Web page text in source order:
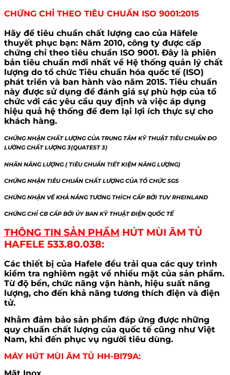
CHỨNG CHỈ THEO TIÊU CHUẨN ISO 9001:2015
Hãy để tiêu chuẩn chất lượng cao của Häfele
thuyết phục bạn: Năm 2010, công ty được cấp
chứng chỉ theo tiêu chuẩn ISO 9001. Đây là phiên
bản tiêu chuẩn mới nhất về Hệ thống quản lý chất
lượng do tổ chức Tiêu chuẩn hóa quốc tế (ISO)
phát triển và ban hành vào năm 2015. Tiêu chuẩn
này được sử dụng để đánh giá sự phù hợp của tổ
chức với các yêu cầu quy định và việc áp dụng
hiệu quả hệ thống để đem lại lợi ích thực sự cho
khách hàng.
CHỨNG NHẬN CHẤT LƯỢNG CỦA TRUNG TÂM KỸ THUẬT TIÊU CHUẨN ĐO
LƯỜNG CHẤT LƯỢNG 3(QUATEST 3)
NHÃN NĂNG LƯỢNG ( TIÊU CHUẨN TIẾT KIỆM NĂNG LƯỢNG)
CHỨNG NHẬN TIÊU CHUẨN CHẤT LƯỢNG CỦA TỔ CHỨC SGS
CHỨNG NHẬN VỀ KHẢ NĂNG TƯƠNG THÍCH CẤP BỞI TUV RHEINLAND
CHỨNG CHỈ CB CẤP BỞI ỦY BAN KỸ THUẬT ĐIỆN QUỐC TẾ
THÔNG TIN SẢN PHẨM HÚT MÙI ÂM TỦ
HAFELE 533.80.038:
Các thiết bị của Hafele đều trải qua các quy trình
kiểm tra nghiêm ngặt về nhiều mặt của sản phẩm.
Từ độ bền, chức năng vận hành, hiệu suất năng
lượng, cho đến khả năng tương thích điện và điện
tử.
Nhằm đảm bảo sản phẩm đáp ứng được những
quy chuẩn chất lượng của quốc tế cũng như Việt
Nam, khi đến phục vụ người tiêu dùng.
MÁY HÚT MÙI ÂM TỦ HH-BI79A: